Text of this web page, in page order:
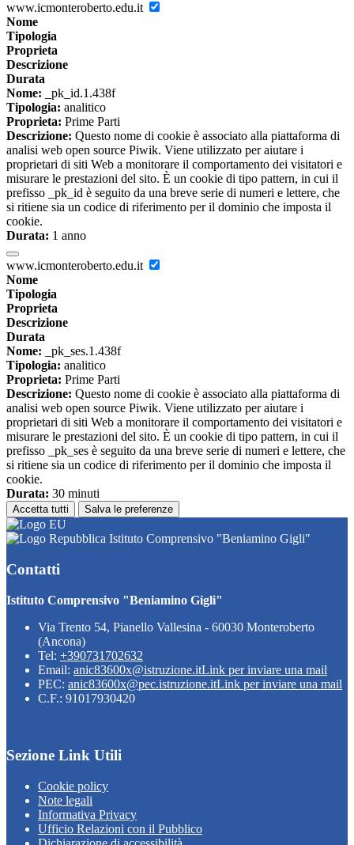
www.icmonteroberto.edu.it
Nome
Tipologia
Proprieta
Descrizione
Durata
Nome: _pk_id.1.438f
Tipologia: analitico
Proprieta: Prime Parti
Descrizione: Questo nome di cookie è associato alla piattaforma di
analisi web open source Piwik. Viene utilizzato per aiutare i
proprietari di siti Web a monitorare il comportamento dei visitatori e
misurare le prestazioni del sito. È un cookie di tipo pattern, in cui il
prefisso _pk_id è seguito da una breve serie di numeri e lettere, che
si ritiene sia un codice di riferimento per il dominio che imposta il
cookie.
Durata: 1 anno
www.icmonteroberto.edu.it
Nome
Tipologia
Proprieta
Descrizione
Durata
Nome: _pk_ses.1.438f
Tipologia: analitico
Proprieta: Prime Parti
Descrizione: Questo nome di cookie è associato alla piattaforma di
analisi web open source Piwik. Viene utilizzato per aiutare i
proprietari di siti Web a monitorare il comportamento dei visitatori e
misurare le prestazioni del sito. È un cookie di tipo pattern, in cui il
prefisso _pk_ses è seguito da una breve serie di numeri e lettere, che
si ritiene sia un codice di riferimento per il dominio che imposta il
cookie.
Durata: 30 minuti
Accetta tutti Salva le preferenze
Istituto Comprensivo "Beniamino Gigli"
Contatti
Istituto Comprensivo "Beniamino Gigli"
Via Trento 54, Pianello Vallesina - 60030 Monteroberto
(Ancona)
Tel: +390731702632
Email: anic83600x@istruzione.itLink per inviare una mail
PEC: anic83600x@pec.istruzione.itLink per inviare una mail
C.F.: 91017930420
Sezione Link Utili
Cookie policy
Note legali
Informativa Privacy
Ufficio Relazioni con il Pubblico